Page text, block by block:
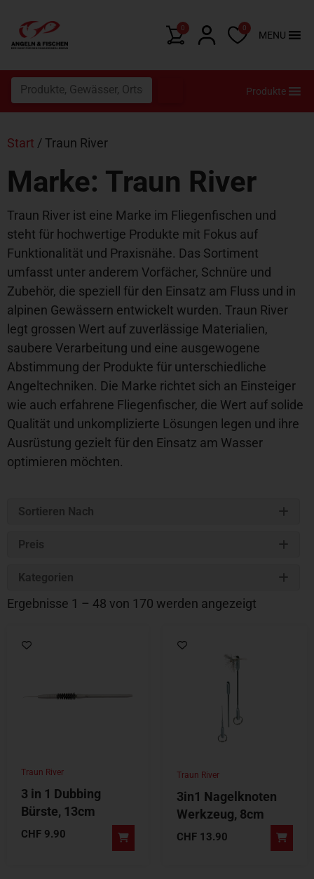
0 0
MENU
Produkte
Start / Traun River
Marke: Traun River
Traun River ist eine Marke im Fliegenfischen und
steht für hochwertige Produkte mit Fokus auf
Funktionalität und Praxisnähe. Das Sortiment
umfasst unter anderem Vorfächer, Schnüre und
Zubehör, die speziell für den Einsatz am Fluss und in
alpinen Gewässern entwickelt wurden. Traun River
legt grossen Wert auf zuverlässige Materialien,
saubere Verarbeitung und eine ausgewogene
Abstimmung der Produkte für unterschiedliche
Angeltechniken. Die Marke richtet sich an Einsteiger
wie auch erfahrene Fliegenfischer, die Wert auf solide
Qualität und unkomplizierte Lösungen legen und ihre
Ausrüstung gezielt für den Einsatz am Wasser
optimieren möchten.
Sortieren Nach
Preis
Kategorien
Ergebnisse 1 – 48 von 170 werden angezeigt
Traun River
3 in 1 Dubbing
Bürste, 13cm
CHF 9.90
Traun River
3in1 Nagelknoten
Werkzeug, 8cm
CHF 13.90